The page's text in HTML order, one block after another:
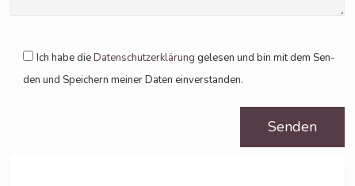
Ich habe dieDaten­schutz­er­klä­rung gele­sen und bin mit dem Sen­
den und Spei­chern mei­ner Daten einverstanden.